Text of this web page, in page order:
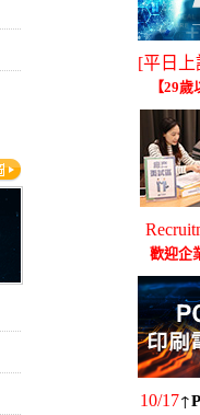
[平日上
【29
歡迎企
10/17↑